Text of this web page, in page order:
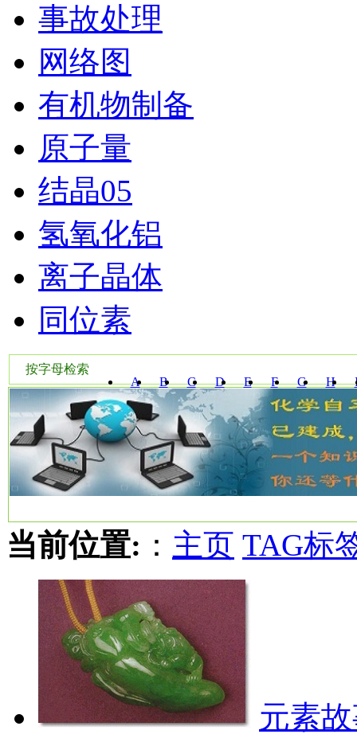
事故处理
网络图
有机物制备
原子量
结晶05
氢氧化铝
离子晶体
同位素
按字母检索
A
B C D E F G H
W Y
当前位置: ： 主页 TAG标
元素